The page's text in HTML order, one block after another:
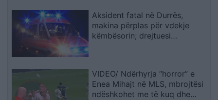
Aksident fatal në Durrës,
makina përplas për vdekje
këmbësorin; drejtuesi
VIDEO/ Ndërhyrja “horror” e
Enea Mihajt në MLS, mbrojtësi
ndëshkohet me të kuq dhe